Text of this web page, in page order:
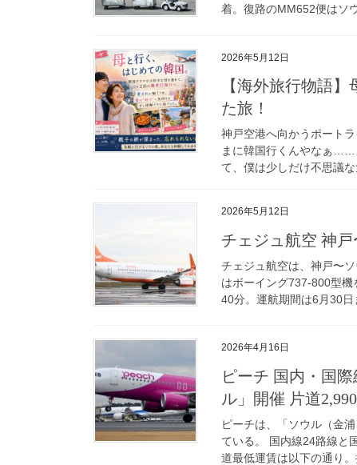
着。復路のMM652便はソ
2026年5月12日
【海外旅行物語
た旅！
神戸空港へ向かうポート
まに韓国行くんやなぁ……
て、僕は少しだけ不思議
2026年5月12日
チェジュ航空 神
チェジュ航空は、神戸〜
はボーイング737-800型
40分。運航期間は6月30
2026年4月16日
ピーチ 国内・国
ル」開催 片道
ピーチは、「ソウル（金
ている。 国内線24路線と
道最低運賃は以下の通り